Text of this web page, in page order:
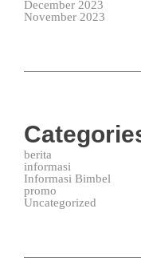
December 2023
November 2023
berita
informasi
Informasi Bimbel
promo
Uncategorized